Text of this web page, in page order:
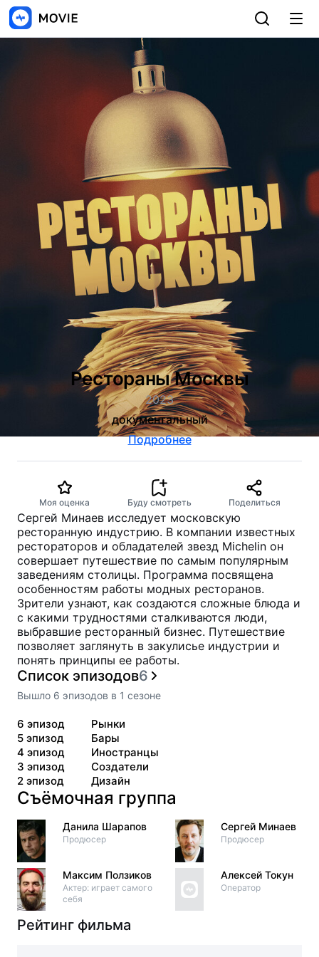
Рестораны Москвы
2023
документальный
Подробнее
Моя оценка Буду смотреть Поделиться
Сергей Минаев исследует московскую
ресторанную индустрию. В компании известных
рестораторов и обладателей звезд Michelin он
совершает путешествие по самым популярным
заведениям столицы. Программа посвящена
особенностям работы модных ресторанов.
Зрители узнают, как создаются сложные блюда и
с какими трудностями сталкиваются люди,
выбравшие ресторанный бизнес. Путешествие
позволяет заглянуть в закулисье индустрии и
понять принципы ее работы.
Список эпизодов6
Вышло 6 эпизодов в 1 сезоне
6 эпизод
Рынки
5 эпизод
Бары
4 эпизод
Иностранцы
3 эпизод
Создатели
2 эпизод Дизайн
Съёмочная группа
Данила Шарапов
Продюсер
Максим Ползиков
Актер: играет самого
себя
Сергей Минаев
Продюсер
Алексей Токун
Оператор
Рейтинг фильма